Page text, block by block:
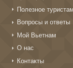
Полезное туристам
Вопросы и ответы
Мой Вьетнам
О нас
Контакты